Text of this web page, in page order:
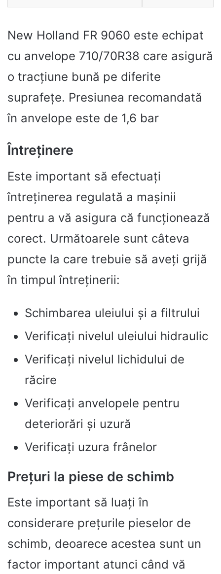
New Holland FR 9060 este echipat
cu anvelope 710/70R38 care asigură
o tracțiune bună pe diferite
suprafețe. Presiunea recomandată
în anvelope este de 1,6 bar
Întreținere
Este important să efectuați
întreținerea regulată a mașinii
pentru a vă asigura că funcționează
corect. Următoarele sunt câteva
puncte la care trebuie să aveți grijă
în timpul întreținerii:
Schimbarea uleiului și a filtrului
Verificați nivelul uleiului hidraulic
Verificați nivelul lichidului de
răcire
Verificați anvelopele pentru
deteriorări și uzură
Verificați uzura frânelor
Prețuri la piese de schimb
Este important să luați în
considerare prețurile pieselor de
schimb, deoarece acestea sunt un
factor important atunci când vă